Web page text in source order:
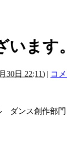
ます。
30日 22:11) | コ
ダンス創作部門